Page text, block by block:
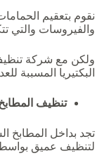
نقوم بتعقيم
والفيروسات والتي
ولكن مع شركة تنظيف
البكتيريا المسببة
تنظيف
تجد بداخل المطابخ
لتنظيف عميق